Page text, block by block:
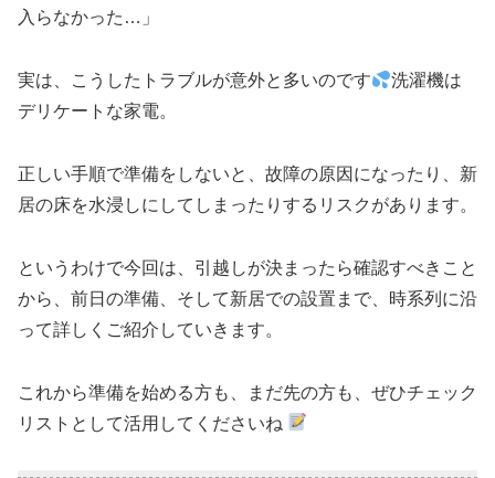
入らなかった…」
実は、こうしたトラブルが意外と多いのです
洗濯機は
デリケートな家電。
正しい手順で準備をしないと、故障の原因になったり、新
居の床を水浸しにしてしまったりするリスクがあります。
というわけで今回は、引越しが決まったら確認すべきこと
から、前日の準備、そして新居での設置まで、時系列に沿
って詳しくご紹介していきます。
これから準備を始める方も、まだ先の方も、ぜひチェック
リストとして活用してくださいね